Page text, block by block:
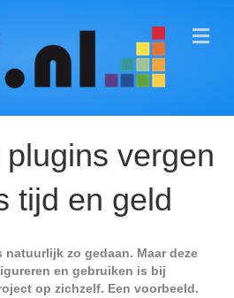
M
E
vergen
tijd en geld
zo gedaan. Maar deze
en gebruiken is bij
op zichzelf. Een voorbeeld.